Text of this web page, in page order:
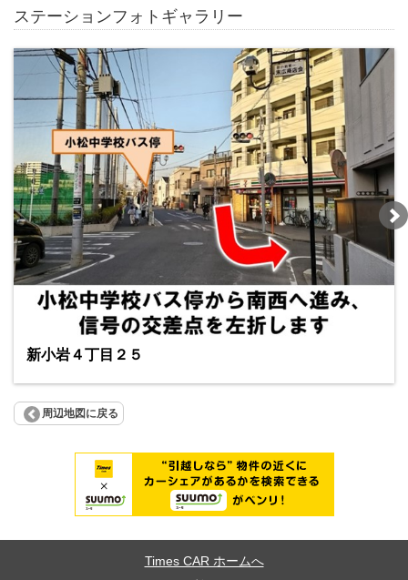
ステーションフォトギャラリー
新小岩４丁目２５
周辺地図に戻る
Times CAR ホームへ